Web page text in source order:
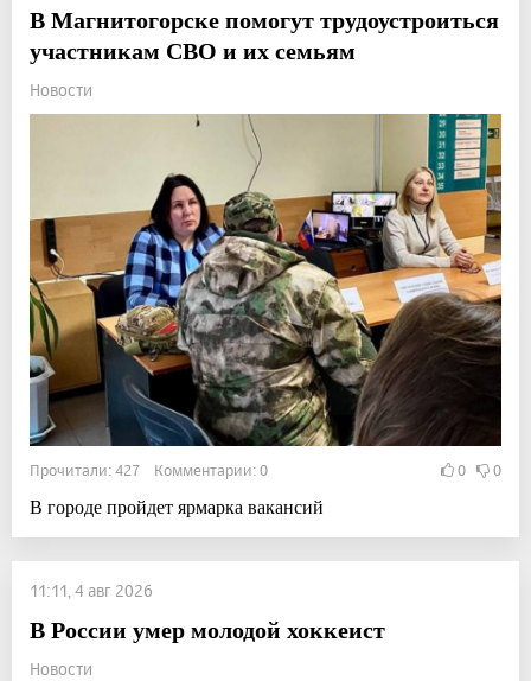
В Магнитогорске помогут трудоустроиться
участникам СВО и их семьям
Новости
Прочитали: 427 Комментарии: 0 0 0
В городе пройдет ярмарка вакансий
11:11, 4 авг 2026
В России умер молодой хоккеист
Новости